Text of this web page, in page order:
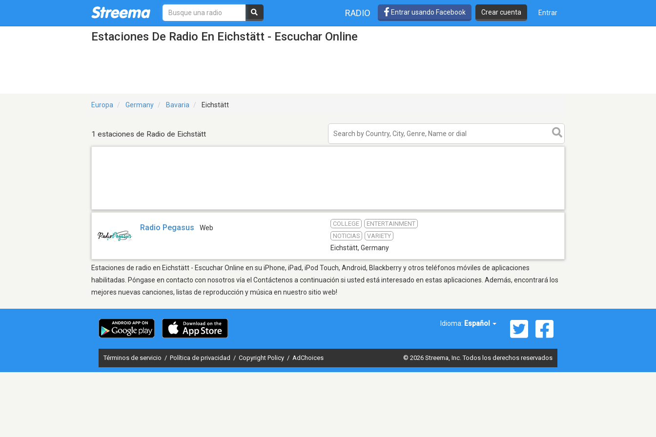
RADIO Entrar usando Facebook Crear cuenta Entrar
Estaciones De Radio En Eichstätt - Escuchar Online
Europa Germany Bavaria Eichstätt
1 estaciones de Radio de Eichstätt
Radio Pegasus Web
COLLEGE
ENTERTAINMENT
NOTICIAS
VARIETY
Eichstätt, Germany
Estaciones de radio en Eichstätt - Escuchar Online en su iPhone, iPad, iPod Touch, Android, Blackberry y otros teléfonos móviles de aplicaciones
habilitadas. Póngase en contacto con nosotros vía el Contáctenos a continuación si usted está interesado en estas aplicaciones. Además, encontrará los
mejores nuevas canciones, listas de reproducción y música en nuestro sitio web!
Idioma: Español
Términos de servicio / Política de privacidad / Copyright Policy / AdChoices © 2026 Streema, Inc. Todos los derechos reservados